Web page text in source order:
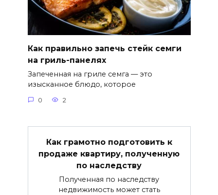
Как правильно запечь стейк семги
на гриль-панелях
Запеченная на гриле семга — это
изысканное блюдо, которое
0 2
Как грамотно подготовить к
продаже квартиру, полученную
по наследству
Полученная по наследству
недвижимость может стать